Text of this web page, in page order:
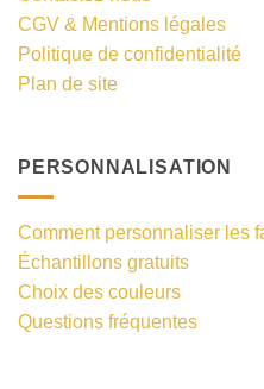
CGV & Mentions légales
Politique de confidentialité
Plan de site
PERSONNALISATION
Comment personnaliser les
Échantillons gratuits
Choix des couleurs
Questions fréquentes